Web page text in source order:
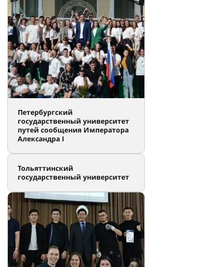
Петербургский
государственный университет
путей сообщения Императора
Александра I
Тольяттинский
государственный университет